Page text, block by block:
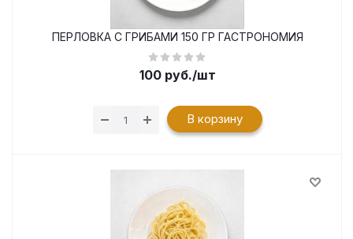
ПЕРЛОВКА С ГРИБАМИ 150 ГР ГАСТРОНОМИЯ
100руб./шт
В корзину